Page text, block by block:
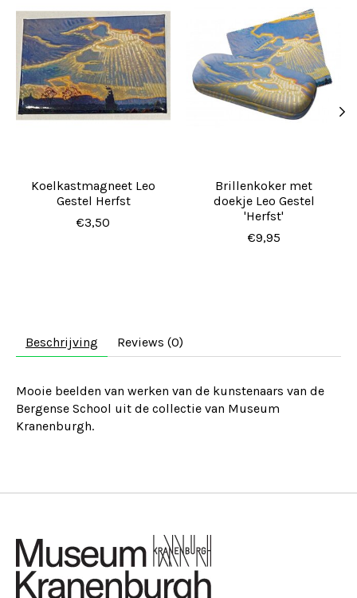
Beschrijving Reviews (0)
Mooie beelden van werken van de kunstenaars van de
Bergense School uit de collectie van Museum
Kranenburgh.
Koelkastmagneet Leo
Gestel Herfst
€3,50
Brillenkoker met
doekje Leo Gestel
'Herfst'
€9,95